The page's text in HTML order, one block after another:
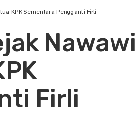
KPK Sementara Pengganti Firli
Nawawi
Firli